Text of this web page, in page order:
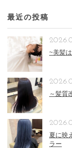
最近の投稿
~美髪
～髪質
夏に映
ラー